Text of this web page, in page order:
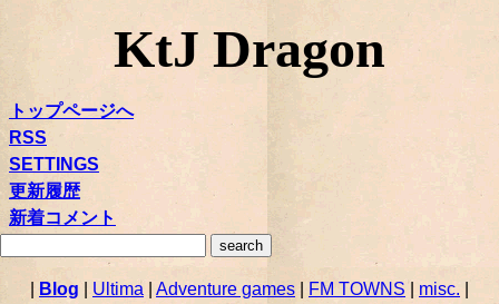
KtJ Dragon
トップページへ
RSS
SETTINGS
更新履歴
新着コメント
Blog Ultima Adventure games FM TOWNS| misc.